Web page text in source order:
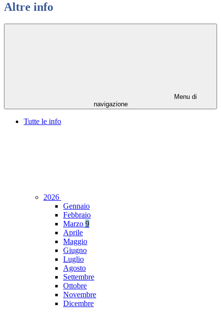
Altre info
Menu di
navigazione
Tutte le info
2026
Gennaio
Febbraio
Marzo 9
Aprile
Maggio
Giugno
Luglio
Agosto
Settembre
Ottobre
Novembre
Dicembre